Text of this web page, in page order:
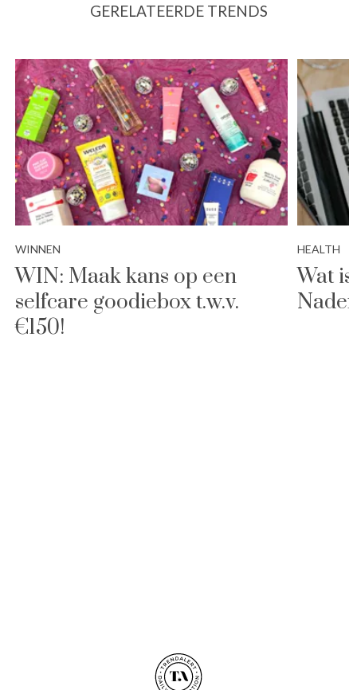
GERELATEERDE TRENDS
WINNEN
WIN: Maak kans op een
selfcare goodiebox t.w.v.
€150!
HEALTH
Wat